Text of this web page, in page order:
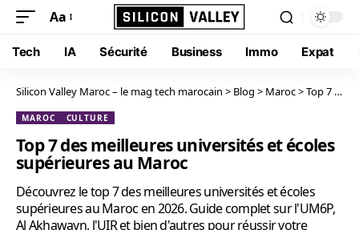
Aa
Tech IA Sécurité Business Immo Expat
Silicon Valley Maroc – le mag tech marocain > Blog > Maroc>Top 7 des meilleures universités et écoles supérieures au Maroc
MAROC CULTURE
Top 7 des meilleures universités et écoles
supérieures au Maroc
Découvrez le top 7 des meilleures universités et écoles
supérieures au Maroc en 2026. Guide complet sur l'UM6P,
Al Akhawayn, l'UIR et bien d'autres pour réussir votre